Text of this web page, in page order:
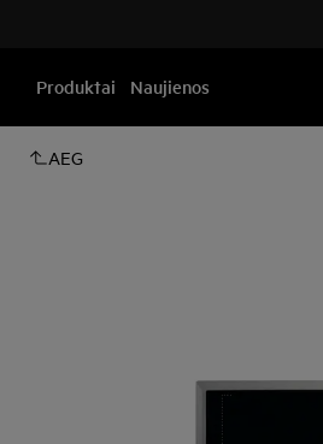
Produktai Naujienos
AEG